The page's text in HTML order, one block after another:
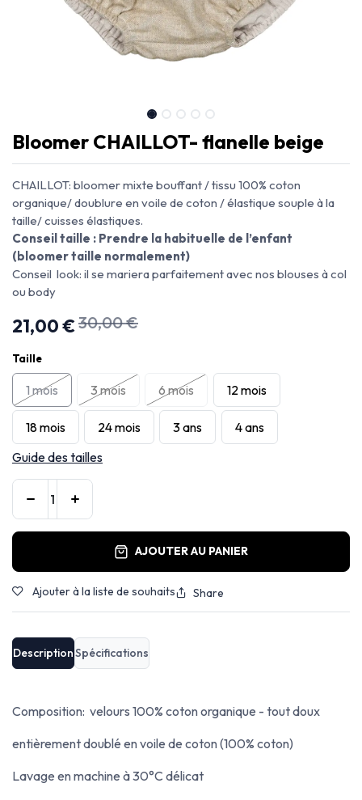
Bloomer CHAILLOT- flanelle beige
CHAILLOT: bloomer mixte bouffant / tissu 100% coton
organique/ doublure en voile de coton / élastique souple à la
taille/ cuisses élastiques.
Conseil taille : Prendre la habituelle de l’enfant
(bloomer taille normalement)
Conseil look: il se mariera parfaitement avec nos blouses à col
ou body
21,00€30,00€
Taille
1 mois 3 mois 6 mois 12 mois
18 mois 24 mois 3 ans
4 ans
Guide des tailles
AJOUTER AU PANIER
Ajouter à la liste de souhaits Share
DescriptionSpécifications
Composition: velours 100% coton organique - tout doux
entièrement doublé en voile de coton (100% coton)
Lavage en machine à 30°C délicat